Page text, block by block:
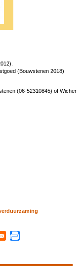
(Bouwstenen 2018)
(06-52310845) of Wicher